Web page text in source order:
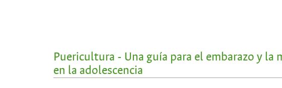
Puericultura - Una guía para el embarazo y la
en la adolescencia